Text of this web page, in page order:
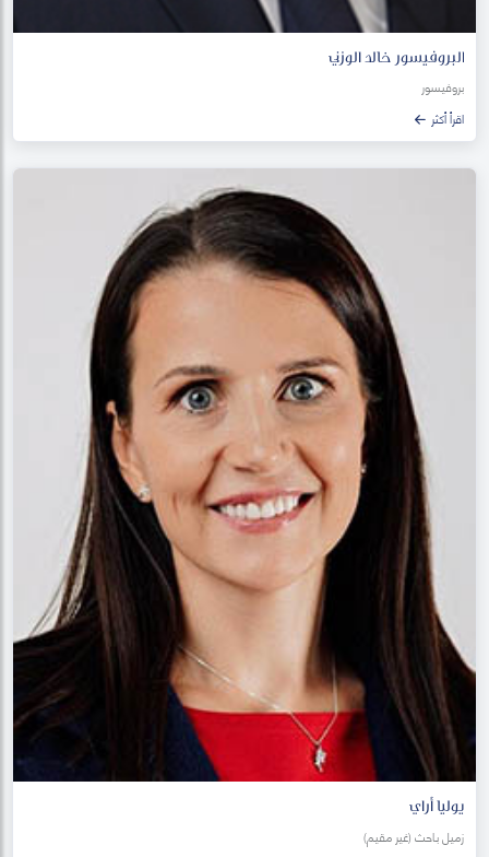
البروفيسور خالد الوزني
بروفيسور
اقرأ أكثر
يوليا أراي
زميل باحث (غير مقيم)